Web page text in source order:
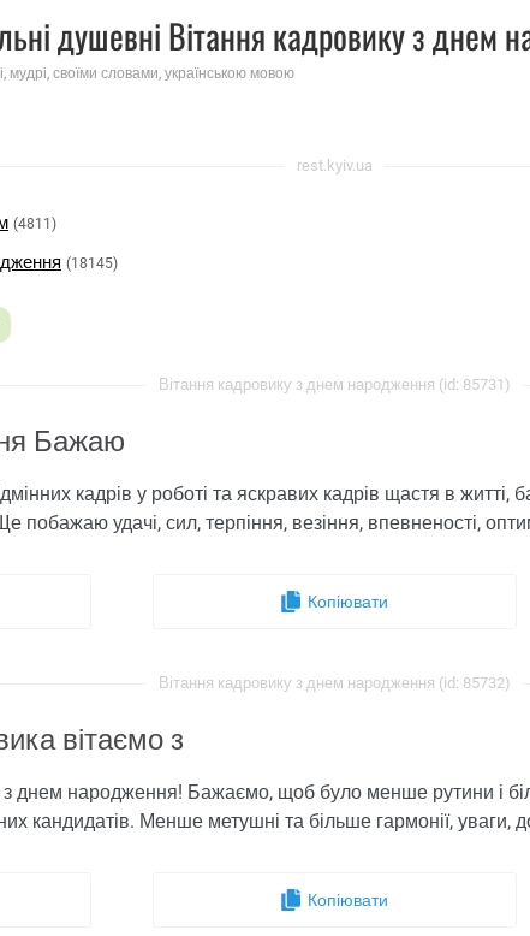
душевні Вітання кадровику з днем
мудрі, своїми словами, українською мовою
rest.kyiv.ua
(4811)
(18145)
Вітання кадровику з днем ​​народження (id: 85731)
Бажаю
кадрів у роботі та яскравих кадрів щастя в житті,
побажаю удачі, сил, терпіння, везіння, впевненості,
Копіювати
Вітання кадровику з днем ​​народження (id: 85732)
вітаємо з
днем ​​народження! Бажаємо, щоб було менше рутини і
кандидатів. Менше метушні та більше гармонії, уваги,
Копіювати